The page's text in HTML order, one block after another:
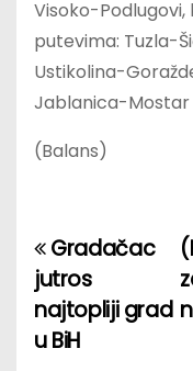
Visoko-
putevima: Tuzla-
Ustikolina-
Jablanica-Mostar
(Balans)
P
o
s
Gradačac
jutros
najtopliji grad
u BiH